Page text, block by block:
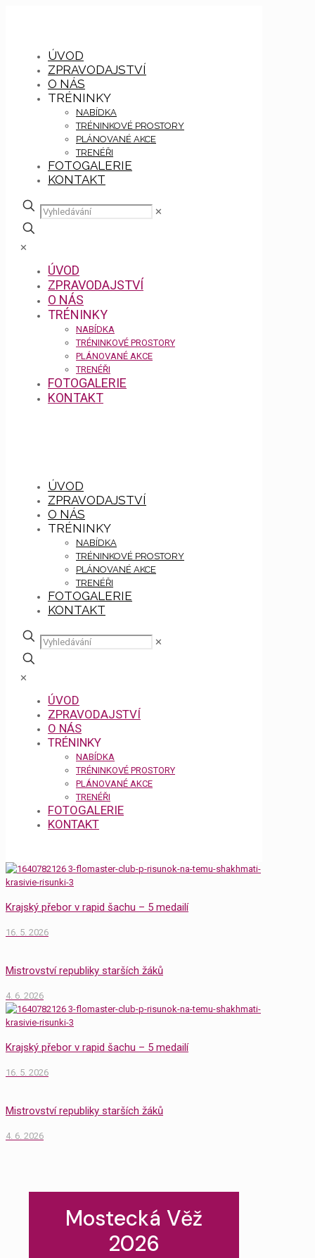
ÚVOD
ZPRAVODAJSTVÍ
O NÁS
TRÉNINKY
NABÍDKA
TRÉNINKOVÉ PROSTORY
PLÁNOVANÉ AKCE
TRENÉŘI
FOTOGALERIE
KONTAKT
✕
✕
ÚVOD
ZPRAVODAJSTVÍ
O NÁS
TRÉNINKY
NABÍDKA
TRÉNINKOVÉ PROSTORY
PLÁNOVANÉ AKCE
TRENÉŘI
FOTOGALERIE
KONTAKT
ÚVOD
ZPRAVODAJSTVÍ
O NÁS
TRÉNINKY
NABÍDKA
TRÉNINKOVÉ PROSTORY
PLÁNOVANÉ AKCE
TRENÉŘI
FOTOGALERIE
KONTAKT
✕
✕
ÚVOD
ZPRAVODAJSTVÍ
O NÁS
TRÉNINKY
NABÍDKA
TRÉNINKOVÉ PROSTORY
PLÁNOVANÉ AKCE
TRENÉŘI
FOTOGALERIE
KONTAKT
Krajský přebor v rapid šachu – 5 medailí
16. 5. 2026
Mistrovství republiky starších žáků
4. 6. 2026
Krajský přebor v rapid šachu – 5 medailí
16. 5. 2026
Mistrovství republiky starších žáků
4. 6. 2026
Mostecká Věž
2026